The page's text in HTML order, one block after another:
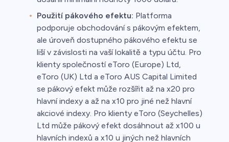
Použití pákového efektu: Platforma
podporuje obchodování s pákovým efektem,
ale úroveň dostupného pákového efektu se
liší v závislosti na vaší lokalitě a typu účtu. Pro
klienty společností eToro (Europe) Ltd,
eToro (UK) Ltd a eToro AUS Capital Limited
se pákový efekt může rozšířit až na x20 pro
hlavní indexy a až na x10 pro jiné než hlavní
akciové indexy. Pro klienty eToro (Seychelles)
Ltd může pákový efekt dosáhnout až x100 u
hlavních indexů a x10 u jiných než hlavních